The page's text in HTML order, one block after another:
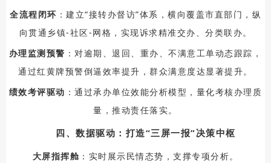
全流程闭环 ：建立“接转办督访”体系，横向覆盖市直部门，纵
向贯通乡镇-社区-网格，实现诉求精准交办、分类联办。
办理监测预警 ：对逾期、退回、重办、不满意工单动态跟踪，
通过红黄牌预警倒逼效率提升，群众满意度达显著提升。
绩效考评驱动 ：通过承办单位效能分析模型，量化考核办理质
量，推动责任落实。
四、数据驱动：打造“三屏一报”决策中枢
大屏指挥舱 ：实时展示民情态势，支撑专项分析。